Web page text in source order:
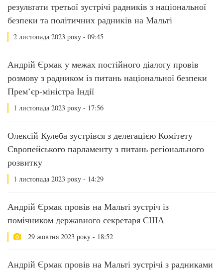
результати третьої зустрічі радників з національної
безпеки та політичних радників на Мальті
2 листопада 2023 року - 09:45
Андрій Єрмак у межах постійного діалогу провів
розмову з радником із питань національної безпеки
Прем’єр-міністра Індії
1 листопада 2023 року - 17:56
Олексій Кулеба зустрівся з делегацією Комітету
Європейського парламенту з питань регіонального
розвитку
1 листопада 2023 року - 14:29
Андрій Єрмак провів на Мальті зустріч із
помічником державного секретаря США
29 жовтня 2023 року - 18:52
Андрій Єрмак провів на Мальті зустрічі з радниками